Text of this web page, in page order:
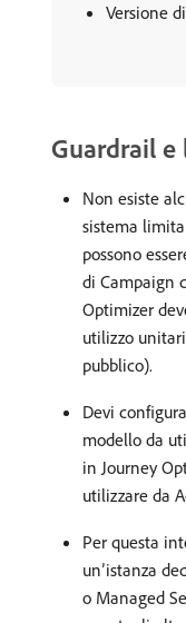
Versione
Guardrail
Non esiste
sistema
possono
di Campaign
Optimizer
utilizzo
pubblico).
Devi
modello da
in Journey
utilizzare da
Per questa
un’istanza
o Managed